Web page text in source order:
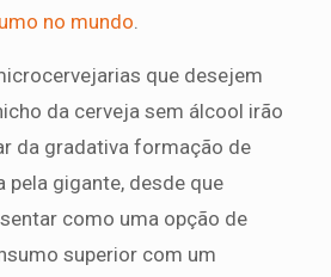
no mundo.
que desejem
da cerveja sem álcool irão
da gradativa formação de
pela gigante, desde que
como uma opção de
superior com um